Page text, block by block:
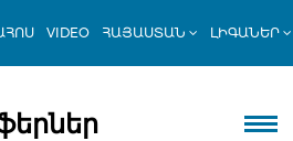
VIDEO ՀԱՅԱՍՏԱՆ ԼԻԳԱՆԵՐ